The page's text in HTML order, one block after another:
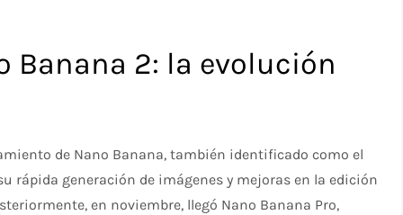
Banana 2: la evolución
de Nano Banana, también identificado como el
rápida generación de imágenes y mejoras en la edición
en noviembre, llegó Nano Banana Pro,